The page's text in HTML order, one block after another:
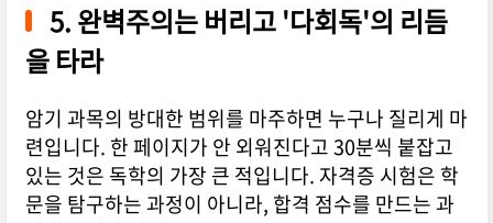
5. 완벽주의는 버리고 '다회독'의 리듬
을 타라
암기 과목의 방대한 범위를 마주하면 누구나 질리게 마
련입니다. 한 페이지가 안 외워진다고 30분씩 붙잡고
있는 것은 독학의 가장 큰 적입니다. 자격증 시험은 학
문을 탐구하는 과정이 아니라, 합격 점수를 만드는 과